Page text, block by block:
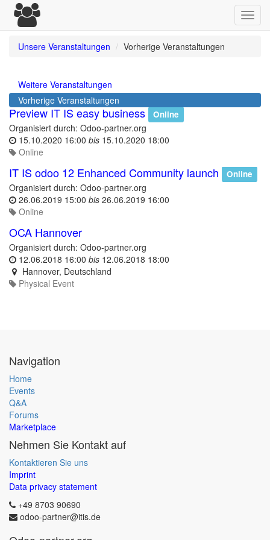
Unsere Veranstaltungen
Vorherige Veranstaltungen
Weitere Veranstaltungen
Vorherige Veranstaltungen
Preview IT IS easy business Online
Organisiert durch: Odoo-partner.org
15.10.2020 16:00 bis 15.10.2020 18:00
Online
IT IS odoo 12 Enhanced Community launch Online
Organisiert durch: Odoo-partner.org
26.06.2019 15:00 bis 26.06.2019 16:00
Online
OCA Hannover
Organisiert durch: Odoo-partner.org
12.06.2018 16:00 bis 12.06.2018 18:00
Hannover, Deutschland
Physical Event
Navigation
Home
Events
Q&A
Forums
Marketplace
Nehmen Sie Kontakt auf
Kontaktieren Sie uns
Imprint
Data privacy statement
+49 8703 90690
odoo-partner@itis.de